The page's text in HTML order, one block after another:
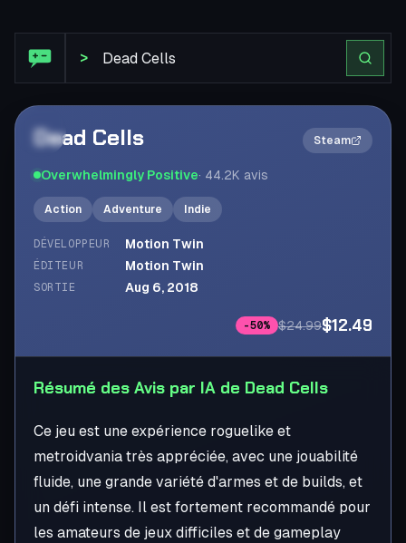
>
2×
Dead Cells Steam
Overwhelmingly Positive· 44.2K avis
Action Adventure Indie
DÉVELOPPEUR Motion Twin
ÉDITEUR Motion Twin
SORTIE Aug 6, 2018
-50% $24.99$12.49
Résumé des Avis par IA de Dead Cells
Ce jeu est une expérience roguelike et
metroidvania très appréciée, avec une jouabilité
fluide, une grande variété d'armes et de builds, et
un défi intense. Il est fortement recommandé pour
les amateurs de jeux difficiles et de gameplay